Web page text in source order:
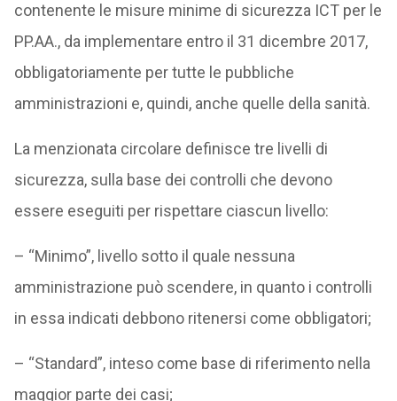
contenente le misure minime di sicurezza ICT per le
PP.AA., da implementare entro il 31 dicembre 2017,
obbligatoriamente per tutte le pubbliche
amministrazioni e, quindi, anche quelle della sanità.
La menzionata circolare definisce tre livelli di
sicurezza, sulla base dei controlli che devono
essere eseguiti per rispettare ciascun livello:
– “Minimo”, livello sotto il quale nessuna
amministrazione può scendere, in quanto i controlli
in essa indicati debbono ritenersi come obbligatori;
– “Standard”, inteso come base di riferimento nella
maggior parte dei casi;